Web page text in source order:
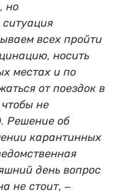
но
ситуация
всех пройти
носить
местах и по
от поездок в
не
Решение об
карантинных
день вопрос
не стоит, –